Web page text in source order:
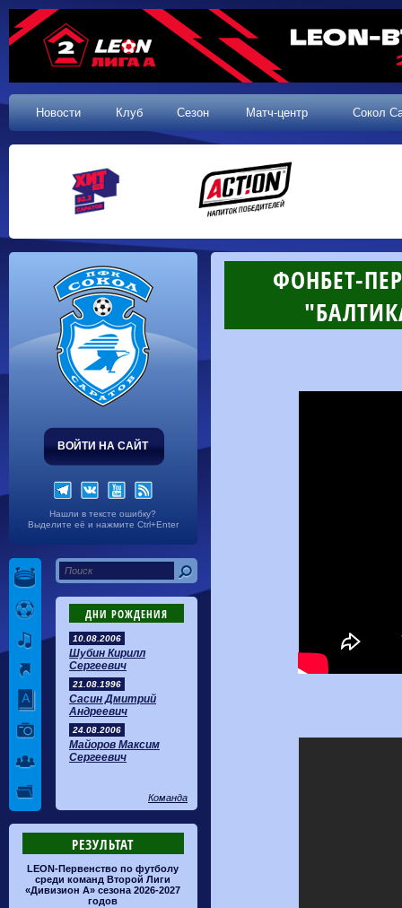
Новости Клуб Сезон Матч-центр Сокол
ВОЙТИ НА САЙТ
Нашли в тексте ошибку?
Выделите её и нажмите Ctrl+Enter
ДНИ РОЖДЕНИЯ
10.08.2006
Шубин Кирилл
Сергеевич
21.08.1996
Сасин Дмитрий
Андреевич
24.08.2006
Майоров Максим
Сергеевич
Команда
РЕЗУЛЬТАТ
LEON-Первенство по футболу
среди команд Второй Лиги
«Дивизион А» сезона 2026-2027
годов
ФОНБЕТ-